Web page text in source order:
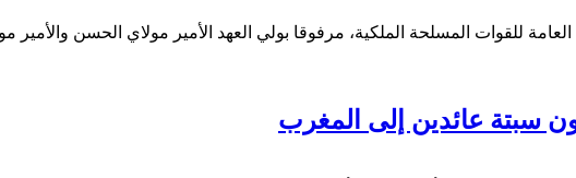
للقوات المسلحة الملكية، مرفوقا بولي العهد الأمير مولاي الحسن والأمير
سبتة عائدين إلى المغرب